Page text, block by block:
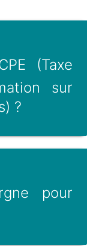
(Taxe
sur
?
pour